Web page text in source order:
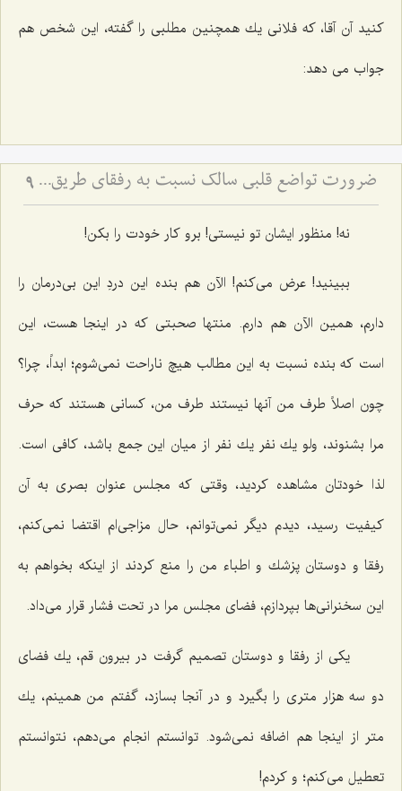
كنید آن آقا، كه فلانی یك همچنین مطلبی را گفته، این شخص هم
جواب می دهد:
ضرورت تواضع قلبی سالک نسبت به رفقای طریق - ملاک رشد معنوی در نگاه به دیگران 9
نه! منظور ایشان تو نیستی! برو كار خودت را بكن!
ببینید! عرض می‌كنم! الآن هم بنده این دردِ این بی‌درمان را
دارم، همین الآن هم دارم. منتها صحبتی كه در اینجا هست، این
است كه بنده نسبت به این مطالب هیچ ناراحت نمی‌شوم؛ ابداً، چرا؟
چون اصلاً طرف من آنها نیستند طرف من، كسانی هستند كه حرف
مرا بشنوند، ولو یك نفر یك نفر از میان این جمع باشد، كافی است.
لذا خودتان مشاهده كردید، وقتی كه مجلس عنوان بصری به آن
كیفیت رسید، دیدم دیگر نمی‌توانم، حال مزاجی‌ام اقتضا نمی‌كنم،
رفقا و دوستان پزشك و اطباء من را منع كردند از اینكه بخواهم به
این سخنرانی‌ها بپردازم، فضای مجلس مرا در تحت فشار قرار می‌داد.
یكی از رفقا و دوستان تصمیم گرفت در بیرون قم، یك فضای
دو سه هزار متری را بگیرد و در آنجا بسازد، گفتم من همینم، یك
متر از اینجا هم اضافه نمی‌شود. توانستم انجام می‌دهم، نتوانستم
تعطیل می‌كنم؛ و كردم!